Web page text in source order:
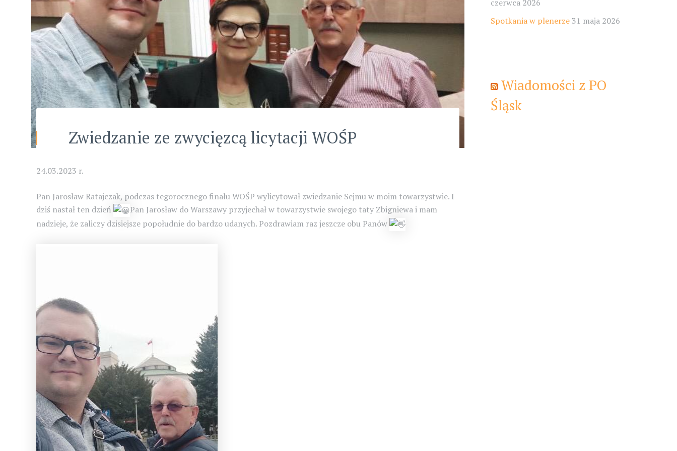
Zwiedzanie ze zwycięzcą licytacji WOŚP
24.03.2023 r.
Pan Jarosław Ratajczak, podczas tegorocznego finału WOŚP wylicytował zwiedzanie Sejmu w moim towarzystwie. I
dziś nastał ten dzień
Pan Jarosław do Warszawy przyjechał w towarzystwie swojego taty Zbigniewa i mam
nadzieje, że zaliczy dzisiejsze popołudnie do bardzo udanych. Pozdrawiam raz jeszcze obu Panów
czerwca 2026
Spotkania w plenerze 31 maja 2026
Wiadomości z PO
Śląsk